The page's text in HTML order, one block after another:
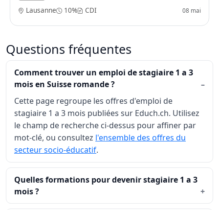
Lausanne 10% CDI 08 mai
Questions fréquentes
Comment trouver un emploi de stagiaire 1 a 3
mois en Suisse romande ?
Cette page regroupe les offres d'emploi de
stagiaire 1 a 3 mois publiées sur Educh.ch. Utilisez
le champ de recherche ci-dessus pour affiner par
mot-clé, ou consultez l'ensemble des offres du
secteur socio-éducatif.
Quelles formations pour devenir stagiaire 1 a 3
mois ?